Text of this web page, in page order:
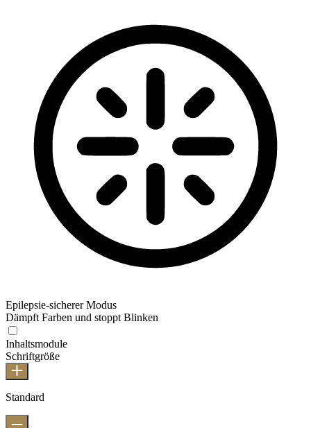
Epilepsie-sicherer Modus
Dämpft Farben und stoppt Blinken
Inhaltsmodule
Schriftgröße
Standard